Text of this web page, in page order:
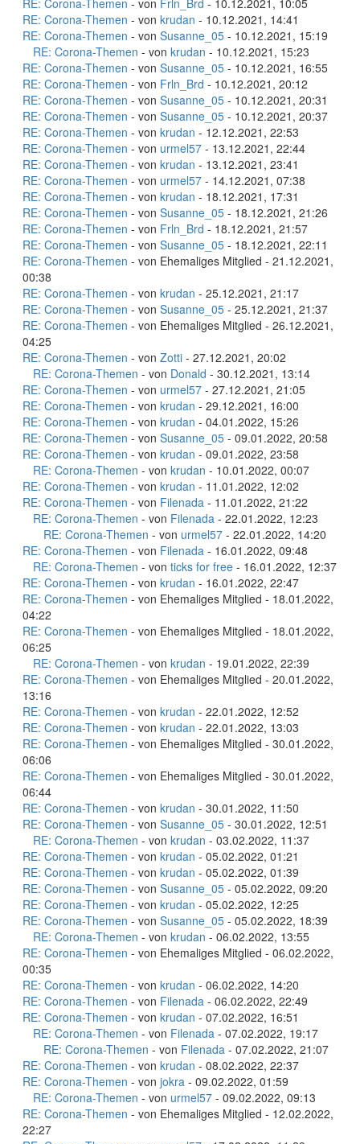
RE: Corona-Themen - von Frln_Brd - 10.12.2021, 10:05
RE: Corona-Themen - von krudan - 10.12.2021, 14:41
RE: Corona-Themen - von Susanne_05 - 10.12.2021, 15:19
RE: Corona-Themen - von krudan - 10.12.2021, 15:23
RE: Corona-Themen - von Susanne_05 - 10.12.2021, 16:55
RE: Corona-Themen - von Frln_Brd - 10.12.2021, 20:12
RE: Corona-Themen - von Susanne_05 - 10.12.2021, 20:31
RE: Corona-Themen - von Susanne_05 - 10.12.2021, 20:37
RE: Corona-Themen - von krudan - 12.12.2021, 22:53
RE: Corona-Themen - von urmel57 - 13.12.2021, 22:44
RE: Corona-Themen - von krudan - 13.12.2021, 23:41
RE: Corona-Themen - von urmel57 - 14.12.2021, 07:38
RE: Corona-Themen - von krudan - 18.12.2021, 17:31
RE: Corona-Themen - von Susanne_05 - 18.12.2021, 21:26
RE: Corona-Themen - von Frln_Brd - 18.12.2021, 21:57
RE: Corona-Themen - von Susanne_05 - 18.12.2021, 22:11
RE: Corona-Themen - von Ehemaliges Mitglied - 21.12.2021,
00:38
RE: Corona-Themen - von krudan - 25.12.2021, 21:17
RE: Corona-Themen - von Susanne_05 - 25.12.2021, 21:37
RE: Corona-Themen - von Ehemaliges Mitglied - 26.12.2021,
04:25
RE: Corona-Themen - von Zotti - 27.12.2021, 20:02
RE: Corona-Themen - von Donald - 30.12.2021, 13:14
RE: Corona-Themen - von urmel57 - 27.12.2021, 21:05
RE: Corona-Themen - von krudan - 29.12.2021, 16:00
RE: Corona-Themen - von krudan - 04.01.2022, 15:26
RE: Corona-Themen - von Susanne_05 - 09.01.2022, 20:58
RE: Corona-Themen - von krudan - 09.01.2022, 23:58
RE: Corona-Themen - von krudan - 10.01.2022, 00:07
RE: Corona-Themen - von krudan - 11.01.2022, 12:02
RE: Corona-Themen - von Filenada - 11.01.2022, 21:22
RE: Corona-Themen - von Filenada - 22.01.2022, 12:23
RE: Corona-Themen - von urmel57 - 22.01.2022, 14:20
RE: Corona-Themen - von Filenada - 16.01.2022, 09:48
RE: Corona-Themen - von ticks for free - 16.01.2022, 12:37
RE: Corona-Themen - von krudan - 16.01.2022, 22:47
RE: Corona-Themen - von Ehemaliges Mitglied - 18.01.2022,
04:22
RE: Corona-Themen - von Ehemaliges Mitglied - 18.01.2022,
06:25
RE: Corona-Themen - von krudan - 19.01.2022, 22:39
RE: Corona-Themen - von Ehemaliges Mitglied - 20.01.2022,
13:16
RE: Corona-Themen - von krudan - 22.01.2022, 12:52
RE: Corona-Themen - von krudan - 22.01.2022, 13:03
RE: Corona-Themen - von Ehemaliges Mitglied - 30.01.2022,
06:06
RE: Corona-Themen - von Ehemaliges Mitglied - 30.01.2022,
06:44
RE: Corona-Themen - von krudan - 30.01.2022, 11:50
RE: Corona-Themen - von Susanne_05 - 30.01.2022, 12:51
RE: Corona-Themen - von krudan - 03.02.2022, 11:37
RE: Corona-Themen - von krudan - 05.02.2022, 01:21
RE: Corona-Themen - von krudan - 05.02.2022, 01:39
RE: Corona-Themen - von Susanne_05 - 05.02.2022, 09:20
RE: Corona-Themen - von krudan - 05.02.2022, 12:25
RE: Corona-Themen - von Susanne_05 - 05.02.2022, 18:39
RE: Corona-Themen - von krudan - 06.02.2022, 13:55
RE: Corona-Themen - von Ehemaliges Mitglied - 06.02.2022,
00:35
RE: Corona-Themen - von krudan - 06.02.2022, 14:20
RE: Corona-Themen - von Filenada - 06.02.2022, 22:49
RE: Corona-Themen - von krudan - 07.02.2022, 16:51
RE: Corona-Themen - von Filenada - 07.02.2022, 19:17
RE: Corona-Themen - von Filenada - 07.02.2022, 21:07
RE: Corona-Themen - von krudan - 08.02.2022, 22:37
RE: Corona-Themen - von jokra - 09.02.2022, 01:59
RE: Corona-Themen - von urmel57 - 09.02.2022, 09:13
RE: Corona-Themen - von Ehemaliges Mitglied - 12.02.2022,
22:27